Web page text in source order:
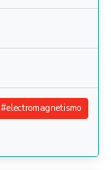
#electromagnetismo